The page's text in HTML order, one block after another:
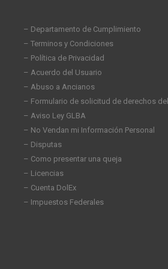
– Departamento de Cumplimiento
– Terminos y Condiciones
– Política de Privacidad
– Acuerdo del Usuario
– Abuso a Ancianos
– Formulario de solicitud de derechos
– Aviso Ley GLBA
– No Vendan mi Información Personal
– Disputas
– Como presentar una queja
– Licencias
– Cuenta DolEx
– Impuestos Federales